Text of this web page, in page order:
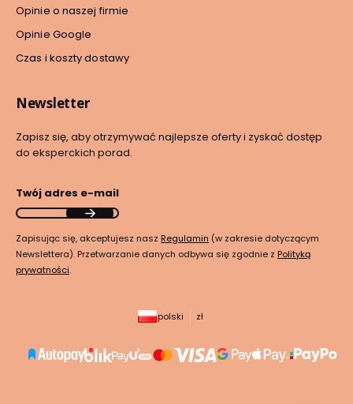
Opinie o naszej firmie
Opinie Google
Czas i koszty dostawy
Newsletter
Zapisz się, aby otrzymywać najlepsze oferty i zyskać dostęp
do eksperckich porad.
Twój adres e-mail
Zapisując się, akceptujesz nasz Regulamin (w zakresie dotyczącym
Newslettera). Przetwarzanie danych odbywa się zgodnie z Polityką
prywatności.
polski zł